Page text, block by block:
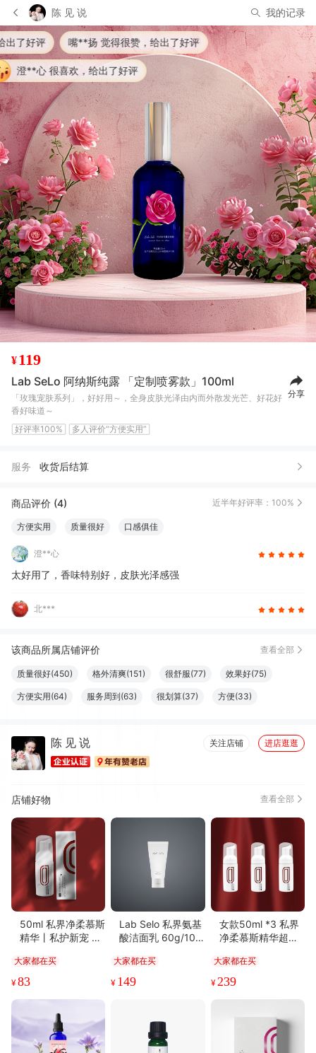
陈 见 说 我的记录
给出了好评
扬 觉得很赞，给出了好评
¥119
Lab SeLo 阿纳斯纯露 「定制喷雾款」100ml
「玫瑰宠肤系列」，好好用～，全身皮肤光泽由内而外散发光芒、好花好
香好味道～
好评率100%
多人评价“方便实用”
分享
服务 收货后结算
商品评价 (4) 近半年好评率：100%
方便实用 质量很好 口感俱佳
澄**心
太好用了，香味特别好，皮肤光泽感强
北***
该商品所属店铺评价 查看全部
质量很好(450) 格外清爽(151) 很舒服(77) 效果好(75)
方便实用(64) 服务周到(63) 很划算(37) 方便(33)
很好看(26) 易于使用(22) 清洁干净(19)
颗粒饱满(18) 有益皮肤(15)
优美详细(6)
陈 见 说 关注店铺 进店逛逛
店铺好物 查看全部
50ml 私界净柔慕斯
精华丨私护新宠 屏
大家都在买
¥83
Lab Selo 私界氨基
酸洁面乳 60g/100
大家都在买
¥ 149
女款50ml *3 私界
净柔慕斯精华超享
障专家
大家都在买
¥239